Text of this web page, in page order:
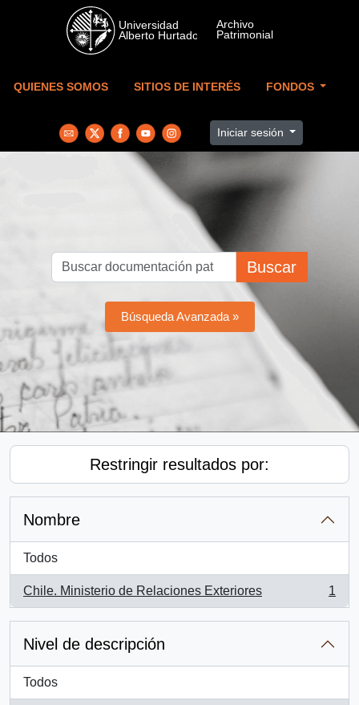
Skip to main content
QUIENES SOMOS SITIOS DE INTERÉS FONDOS
Iniciar sesión
Buscar
Búsqueda Avanzada »
Restringir resultados por:
Nombre
Todos
Chile. Ministerio de Relaciones Exteriores
, 1 resultados
1
Nivel de descripción
Todos